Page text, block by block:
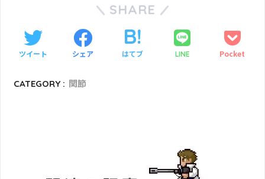
SHARE
ツイート シェア はてブ LINE Pocket
CATEGORY : 関節